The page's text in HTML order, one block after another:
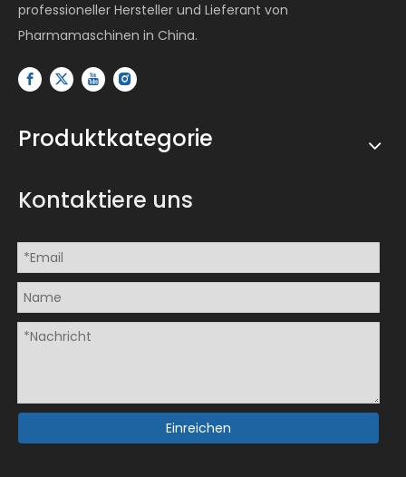
professioneller Hersteller und Lieferant von
Pharmamaschinen in China.
Produktkategorie
Kontaktiere uns
Einreichen